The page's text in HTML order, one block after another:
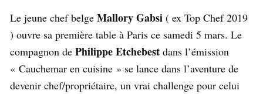
Le jeune chef belge Mallory Gabsi ( ex Top Chef 2019
) ouvre sa première table à Paris ce samedi 5 mars. Le
compagnon de Philippe Etchebest dans l’émission
« Cauchemar en cuisine » se lance dans l’aventure de
devenir chef/propriétaire, un vrai challenge pour celui